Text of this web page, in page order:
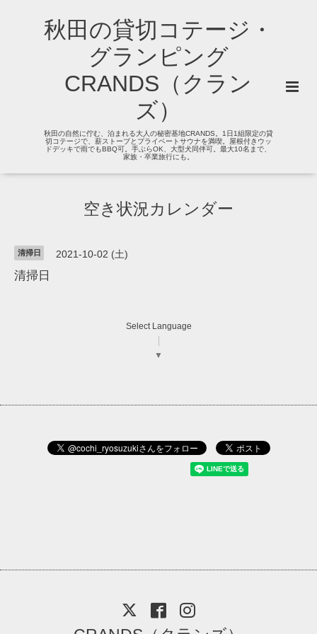
秋田の貸切コテージ・
グランピング
CRANDS（クラン
ズ）
秋田の自然に佇む、泊まれる大人の秘密基地CRANDS。1日1組限定の貸
切コテージで、薪ストーブとプライベートサウナを満喫。屋根付きウッ
ドデッキで雨でもBBQ可。手ぶらOK、大型犬同伴可。最大10名まで、
家族・卒業旅行にも。
空き状況カレンダー
清掃日 2021-10-02 (土)
清掃日
Select Language
▼